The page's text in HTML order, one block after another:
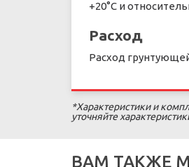
+20°С и
Расход
Расход
*Характеристики и
уточняйте
ВАМ ТАКЖЕ